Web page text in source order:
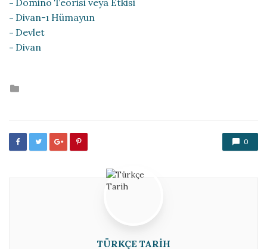
Domino Teorisi veya Etkisi
Divan-ı Hümayun
Devlet
Divan
0
TÜRKÇE TARIH